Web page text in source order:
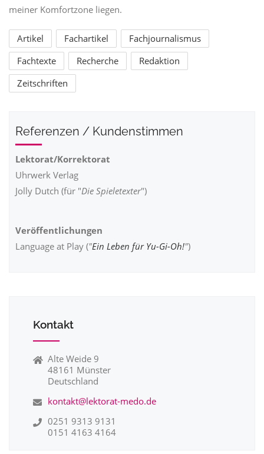
meiner Komfortzone liegen.
Artikel Fachartikel
Fachjournalismus
Fachtexte
Recherche
Redaktion
Zeitschriften
Referenzen / Kundenstimmen
Lektorat/Korrektorat
Uhrwerk Verlag
Jolly Dutch (für "Die Spieletexter")
Veröffentlichungen
Language at Play ("Ein Leben für Yu-Gi-Oh!")
Kontakt
Alte Weide 9
48161 Münster
Deutschland
kontakt@lektorat-medo.de
0251 9313 9131
0151 4163 4164